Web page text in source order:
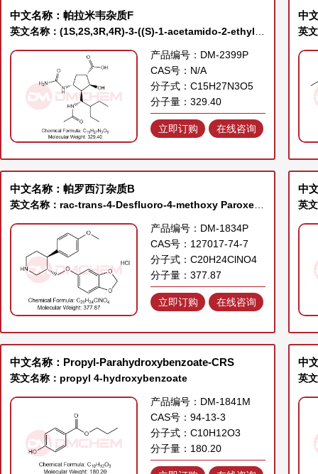
中文名称：帕拉米韦杂质F
英文名称：(1S,2S,3R,4R)-3-((S)-1-acetamido-2-ethylbutyl)-2-hydroxy-4-ureidocyclopentane-1-carboxylic acid
产品编号：DM-2399P
CAS号：N/A
分子式：C15H27N3O5
分子量：329.40
立即订购 在线咨询
中
英
中文名称：帕罗西汀杂质B
英文名称：rac-trans-4-Desfluoro-4-methoxy Paroxetine Hydrochloride
产品编号：DM-1834P
CAS号：127017-74-7
分子式：C20H24ClNO4
分子量：377.87
立即订购 在线咨询
中
中文名称：Propyl-Parahydroxybenzoate-CRS
英文名称：propyl 4-hydroxybenzoate
产品编号：DM-1841M
CAS号：94-13-3
分子式：C10H12O3
分子量：180.20
中